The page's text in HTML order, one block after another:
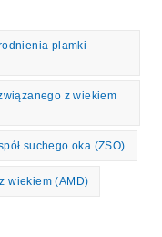
plamki
z wiekiem
suchego oka (ZSO)
wiekiem (AMD)